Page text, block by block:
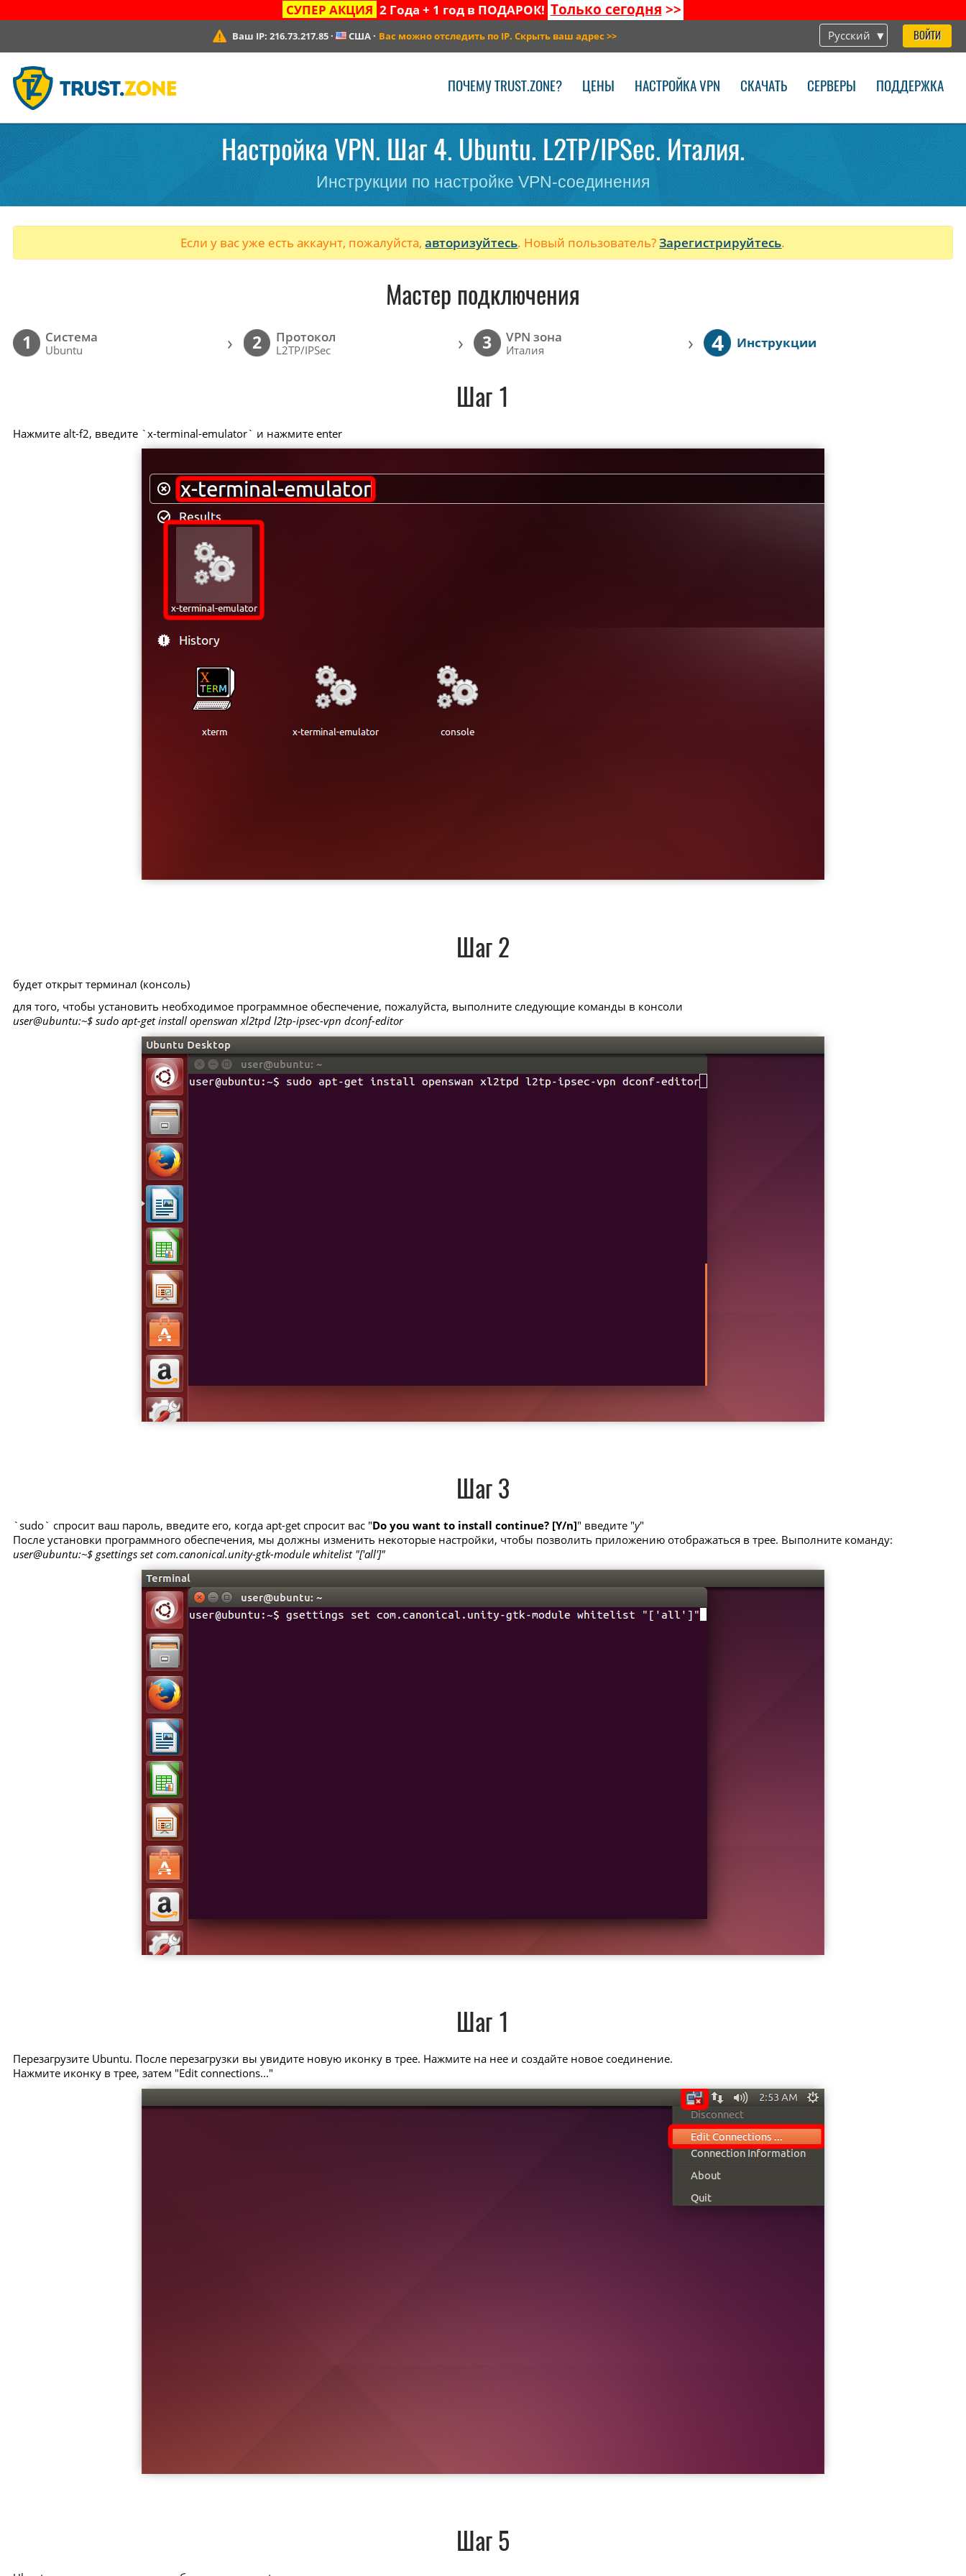
СУПЕР АКЦИЯ 2 Года + 1 год в ПОДАРОК! Только сегодня >>
Русский ВОЙТИ
Ваш IP: 216.73.217.85· США · Вас можно отследить по IP. Скрыть ваш адрес >>
ПОЧЕМУ TRUST.ZONE? ЦЕНЫ НАСТРОЙКА VPN СКАЧАТЬ СЕРВЕРЫ ПОДДЕРЖКА
Настройка VPN. Шаг 4. Ubuntu. L2TP/IPSec. Италия.
Инструкции по настройке VPN-соединения
Если у вас уже есть аккаунт, пожалуйста,авторизуйтесь. Новый пользователь?Зарегистрируйтесь.
Мастер подключения
1 Cистема
Ubuntu › 2 Протокол
L2TP/IPSec › 3 VPN зона
Италия › 4 Инструкции
Шаг 1
Нажмите alt-f2, введите `x-terminal-emulator` и нажмите enter
Шаг 2
будет открыт терминал (консоль)
для того, чтобы установить необходимое программное обеспечение, пожалуйста, выполните следующие команды в консоли
user@ubuntu:~$ sudo apt-get install openswan xl2tpd l2tp-ipsec-vpn dconf-editor
Шаг 3
`sudo` спросит ваш пароль, введите его, когда apt-get спросит вас "Do you want to install continue? [Y/n]" введите "y"
После установки программного обеспечения, мы должны изменить некоторые настройки, чтобы позволить приложению отображаться в трее. Выполните команду:
user@ubuntu:~$ gsettings set com.canonical.unity-gtk-module whitelist "['all']"
Шаг 1
Перезагрузите Ubuntu. После перезагрузки вы увидите новую иконку в трее. Нажмите на нее и создайте новое соединение.
Нажмите иконку в трее, затем "Edit connections..."
Шаг 5